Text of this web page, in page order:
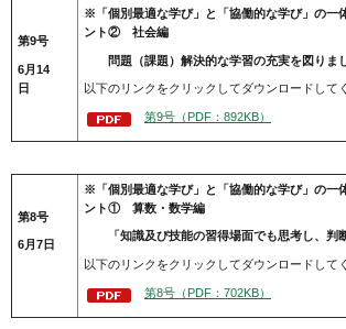
第9号
6月14
日
※「個別最適な学び」と「協働的な学び」の一
ント② 社会編
問題（課題）解決的な学習の充実を図りま
以下のリンクをクリックしてダウンロードして
第9号（PDF：892KB）
第8号
6月7日
※「個別最適な学び」と「協働的な学び」の一
ント① 算数・数学編
「知識及び技能の習得場面でも思考し、判断
以下のリンクをクリックしてダウンロードして
第8号（PDF：702KB）